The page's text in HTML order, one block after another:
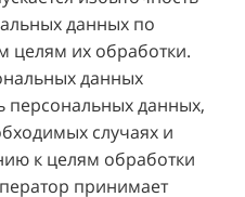
данных по
целям их обработки.
данных
персональных данных,
случаях и
к целям обработки
принимает